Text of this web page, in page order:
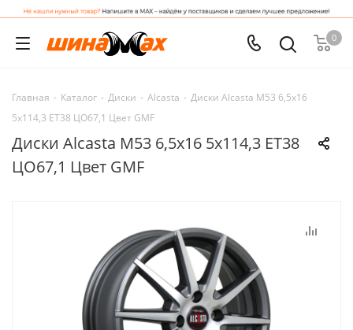
0
Главная - Каталог - Диски - Alcasta - Диски Alcasta M53 6,5x16
5x114,3 ET38 ЦО67,1 Цвет GMF
Диски Alcasta M53 6,5x16 5x114,3 ET38
ЦО67,1 Цвет GMF